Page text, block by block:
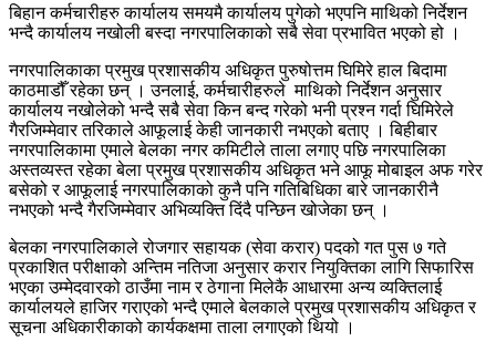
बिहान कर्मचारीहरु कार्यालय समयमै कार्यालय पुगेको भएपनि माथिको निर्देशन
भन्दै कार्यालय नखोली बस्दा नगरपालिकाको सबै सेवा प्रभावित भएको हो ।
नगरपालिकाका प्रमुख प्रशासकीय अधिकृत पुरुषोत्तम घिमिरे हाल बिदामा
काठमाडौँ रहेका छन् । उनलाई, कर्मचारीहरुले माथिको निर्देशन अनुसार
कार्यालय नखोलेको भन्दै सबै सेवा किन बन्द गरेको भनी प्रश्न गर्दा घिमिरेले
गैरजिम्मेवार तरिकाले आफूलाई केही जानकारी नभएको बताए । बिहीबार
नगरपालिकामा एमाले बेलका नगर कमिटीले ताला लगाए पछि नगरपालिका
अस्तव्यस्त रहेका बेला प्रमुख प्रशासकीय अधिकृत भने आफू मोबाइल अफ गरेर
बसेको र आफूलाई नगरपालिकाको कुनै पनि गतिबिधिका बारे जानकारीनै
नभएको भन्दै गैरजिम्मेवार अभिव्यक्ति दिंदै पन्छिन खोजेका छन् ।
बेलका नगरपालिकाले रोजगार सहायक (सेवा करार) पदको गत पुस ७ गते
प्रकाशित परीक्षाको अन्तिम नतिजा अनुसार करार नियुक्तिका लागि सिफारिस
भएका उम्मेदवारको ठाउँमा नाम र ठेगाना मिलेकै आधारमा अन्य व्यक्तिलाई
कार्यालयले हाजिर गराएको भन्दै एमाले बेलकाले प्रमुख प्रशासकीय अधिकृत र
सूचना अधिकारीकाको कार्यकक्षमा ताला लगाएको थियो ।